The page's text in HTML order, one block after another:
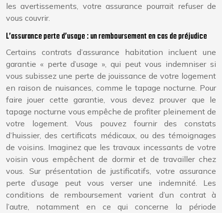
les avertissements, votre assurance pourrait refuser de
vous couvrir.
L’assurance perte d’usage : un remboursement en cas de préjudice
Certains contrats d’assurance habitation incluent une
garantie « perte d’usage », qui peut vous indemniser si
vous subissez une perte de jouissance de votre logement
en raison de nuisances, comme le tapage nocturne. Pour
faire jouer cette garantie, vous devez prouver que le
tapage nocturne vous empêche de profiter pleinement de
votre logement. Vous pouvez fournir des constats
d’huissier, des certificats médicaux, ou des témoignages
de voisins. Imaginez que les travaux incessants de votre
voisin vous empêchent de dormir et de travailler chez
vous. Sur présentation de justificatifs, votre assurance
perte d’usage peut vous verser une indemnité. Les
conditions de remboursement varient d’un contrat à
l’autre, notamment en ce qui concerne la période